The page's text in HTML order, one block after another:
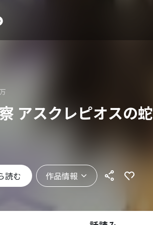
アスクレピオスの蛇
読む 作品情報